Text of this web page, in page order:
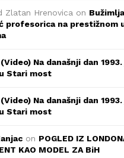
Zlatan Hrenovica on
profesorica na prestižnom
(Video) Na današnji dan
Stari most
(Video) Na današnji dan
Stari most
on POGLED IZ
KAO MODEL ZA BiH